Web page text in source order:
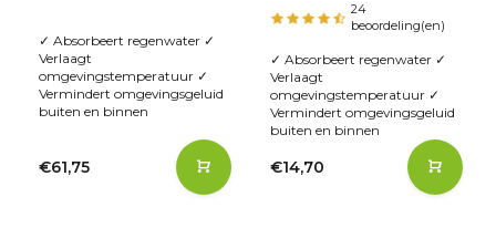
✓ Absorbeert regenwater ✓
Verlaagt
omgevingstemperatuur ✓
Vermindert omgevingsgeluid
buiten en binnen
€61,75
24
beoordeling(en)
✓ Absorbeert regenwater ✓
Verlaagt
omgevingstemperatuur ✓
Vermindert omgevingsgeluid
buiten en binnen
€14,70